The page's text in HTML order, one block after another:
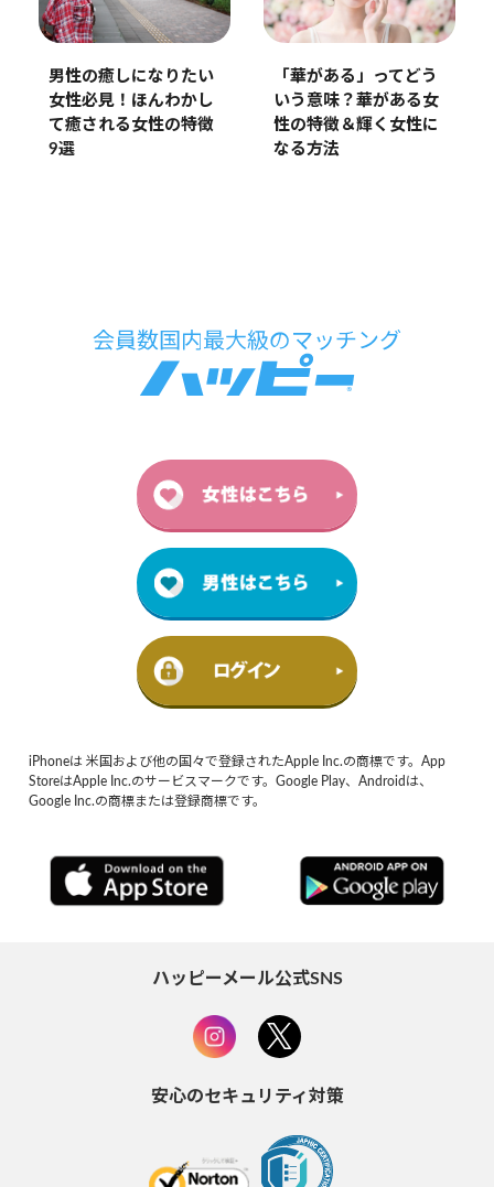
男性の癒しになりたい
女性必見！ほんわかし
て癒される女性の特徴
9選
「華がある」ってどう
いう意味？華がある女
性の特徴＆輝く女性に
なる方法
iPhoneは 米国および他の国々で登録されたApple Inc.の商標です。App
StoreはApple Inc.のサービスマークです。Google Play、Androidは、
Google Inc.の商標または登録商標です。
ハッピーメール公式SNS
安心のセキュリティ対策